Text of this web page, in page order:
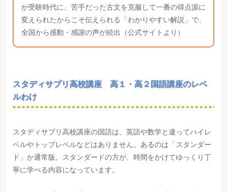
が受験時代に、苦手だった古文を克服して一番の得点源に
変えられたからこそ伝えられる「わかりやすい解説」で、
全国から感動・感謝の声が続出（公式サイトより）
スタディサプリ高校講座 高１・高２国語講座のレベ
ルわけ
スタディサプリ高校講座の国語は、英語や数学と違ってハイレ
ベルやトップレベルなどはありません。あるのは「スタンダー
ド」か通常版。スタンダードの方が、時間をかけてゆっくり丁
寧に学べる内容になっています。